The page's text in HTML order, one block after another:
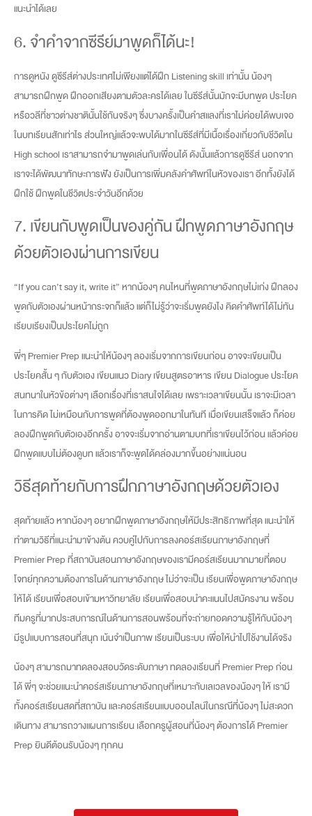
แนะนำได้เลย
6. จำคำจากซีรีย์มาพูดก็ได้นะ!
การดูหนัง ดูซีรีส์ต่างประเทศไม่เพียงแต่ได้ฝึก Listening skill เท่านั้น น้องๆ
สามารถฝึกพูด ฝึกออกเสียงตามตัวละครได้เลย ในซีรีส์นั้นมักจะมีบทพูด ประโยค
หรือวลีที่ชาวต่างชาตินั้นใช้กันจริงๆ ซึ่งบางครั้งเป็นคำสแลงที่เราไม่ค่อยได้พบเจอ
ในบทเรียนสักเท่าไร ส่วนใหญ่แล้วจะพบได้มากในซีรีส์ที่มีเนื้อเรื่องเกี่ยวกับชีวิตใน
High school เราสามารถจำมาพูดเล่นกับเพื่อนได้ ดังนั้นแล้วการดูซีรีส์ นอกจาก
เราจะได้พัฒนาทักษะการฟัง ยังเป็นการเพิ่มคลังคำศัพท์ในหัวของเรา อีกทั้งยังได้
ฝึกใช้ ฝึกพูดในชีวิตประจำวันอีกด้วย
7. เขียนกับพูดเป็นของคู่กัน ฝึกพูดภาษาอังกฤษ
ด้วยตัวเองผ่านการเขียน
“If you can’t say it, write it” หากน้องๆ คนไหนที่พูดภาษาอังกฤษไม่เก่ง ฝึกลอง
พูดกับตัวเองผ่านหน้ากระจกก็แล้ว แต่ก็ไม่รู้ว่าจะเริ่มพูดยังไง คิดคำศัพท์ได้ไม่ทัน
เรียบเรียงเป็นประโยคไม่ถูก
พี่ๆ Premier Prep แนะนำให้น้องๆ ลองเริ่มจากการเขียนก่อน อาจจะเขียนเป็น
ประโยคสั้น ๆ กับตัวเอง เขียนแนว Diary เขียนสูตรอาหาร เขียน Dialogue ประโยค
สนทนาในหัวข้อต่างๆ เลือกเรื่องที่เราสนใจได้เลย เพราะเวลาเขียนนั้น เราจะมีเวลา
ในการคิด ไม่เหมือนกับการพูดที่ต้องพูดออกมาในทันที เมื่อเขียนเสร็จแล้ว ก็ค่อย
ลองฝึกพูดกับตัวเองอีกครั้ง อาจจะเริ่มจากอ่านตามบทที่เราเขียนไว้ก่อน แล้วค่อย
ฝึกพูดแบบไม่ต้องดูบท แล้วเราก็จะพูดได้คล่องมากขึ้นอย่างแน่นอน
วิธีสุดท้ายกับการฝึกภาษาอังกฤษด้วยตัวเอง
สุดท้ายแล้ว หากน้องๆ อยากฝึกพูดภาษาอังกฤษให้มีประสิทธิภาพที่สุด แนะนำให้
ทำตามวิธีที่แนะนำมาข้างต้น ควบคู่ไปกับการลงคอร์สเรียนภาษาอังกฤษที่
Premier Prep ที่สถาบันสอนภาษาอังกฤษของเรามีคอร์สเรียนมากมายที่ตอบ
โจทย์ทุกความต้องการในด้านภาษาอังกฤษ ไม่ว่าจะเป็น เรียนเพื่อพูดภาษาอังกฤษ
ให้ได้ เรียนเพื่อสอบเข้ามหาวิทยาลัย เรียนเพื่อสอบนำคะแนนไปสมัครงาน พร้อม
ทีมครูที่มากประสบการณ์ในด้านการสอนพร้อมที่จะถ่ายทอดความรู้ให้กับน้องๆ
มีรูปแบบการสอนที่สนุก เน้นจำเป็นภาพ เรียนเป็นระบบ เพื่อให้นำไปใช้งานได้จริง
น้องๆ สามารถมาทดลองสอบวัดระดับภาษา ทดลองเรียนที่ Premier Prep ก่อน
ได้ พี่ๆ จะช่วยแนะนำคอร์สเรียนภาษาอังกฤษที่เหมาะกับเลเวลของน้องๆ ให้ เรามี
ทั้งคอร์สเรียนสดที่สถาบัน และคอร์สเรียนแบบออนไลน์ในกรณีที่น้องๆ ไม่สะดวก
เดินทาง สามารถวางแผนการเรียน เลือกครูผู้สอนที่น้องๆ ต้องการได้ Premier
Prep ยินดีต้อนรับน้องๆ ทุกคน